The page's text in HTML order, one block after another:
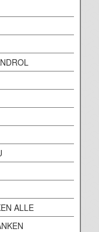
ALLE